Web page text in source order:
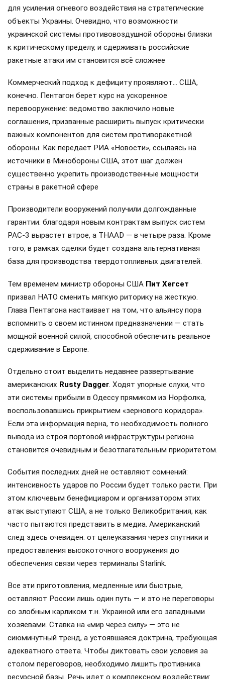
для усиления огневого воздействия на стратегические
объекты Украины. Очевидно, что возможности
украинской системы противовоздушной обороны близки
к критическому пределу, и сдерживать российские
ракетные атаки им становится всё сложнее
Коммерческий подход к дефициту проявляют… США,
конечно. Пентагон берет курс на ускоренное
перевооружение: ведомство заключило новые
соглашения, призванные расширить выпуск критически
важных компонентов для систем противоракетной
обороны. Как передает РИА «Новости», ссылаясь на
источники в Минобороны США, этот шаг должен
существенно укрепить производственные мощности
страны в ракетной сфере
Производители вооружений получили долгожданные
гарантии: благодаря новым контрактам выпуск систем
PAC-3 вырастет втрое, а THAAD — в четыре раза. Кроме
того, в рамках сделки будет создана альтернативная
база для производства твердотопливных двигателей.
Тем временем министр обороны США Пит Хегсет
призвал НАТО сменить мягкую риторику на жесткую.
Глава Пентагона настаивает на том, что альянсу пора
вспомнить о своем истинном предназначении — стать
мощной военной силой, способной обеспечить реальное
сдерживание в Европе.
Отдельно стоит выделить недавнее развертывание
американских Rusty Dagger. Ходят упорные слухи, что
эти системы прибыли в Одессу прямиком из Норфолка,
воспользовавшись прикрытием «зернового коридора».
Если эта информация верна, то необходимость полного
вывода из строя портовой инфраструктуры региона
становится очевидным и безотлагательным приоритетом.
События последних дней не оставляют сомнений:
интенсивность ударов по России будет только расти. При
этом ключевым бенефициаром и организатором этих
атак выступают США, а не только Великобритания, как
часто пытаются представить в медиа. Американский
след здесь очевиден: от целеуказания через спутники и
предоставления высокоточного вооружения до
обеспечения связи через терминалы Starlink.
Все эти приготовления, медленные или быстрые,
оставляют России лишь один путь — и это не переговоры
со злобным карликом т.н. Украиной или его западными
хозяевами. Ставка на «мир через силу» — это не
сиюминутный тренд, а устоявшаяся доктрина, требующая
адекватного ответа. Чтобы диктовать свои условия за
столом переговоров, необходимо лишить противника
ресурсной базы. Речь идет о комплексном воздействии: